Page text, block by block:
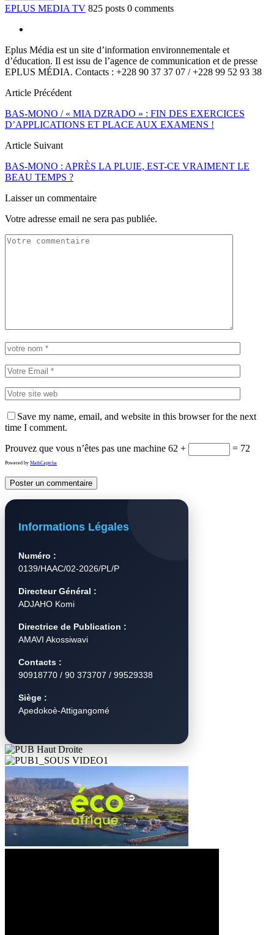
EPLUS MEDIA TV 825 posts 0 comments
Eplus Média est un site d’information environnementale et
d’éducation. Il est issu de l’agence de communication et de presse
EPLUS MÉDIA. Contacts : +228 90 37 37 07 / +228 99 52 93 38
Article Précédent
BAS-MONO / « MIA DZRADO » : FIN DES EXERCICES
D’APPLICATIONS ET PLACE AUX EXAMENS !
Article Suivant
BAS-MONO : APRÈS LA PLUIE, EST-CE VRAIMENT LE
BEAU TEMPS ?
Laisser un commentaire
Votre adresse email ne sera pas publiée.
Save my name, email, and website in this browser for the next
time I comment.
Prouvez que vous n’êtes pas une machine 62 + = 72
Powered by MathCaptcha
Informations Légales
Numéro :
0139/HAAC/02-2026/PL/P
Directeur Général :
ADJAHO Komi
Directrice de Publication :
AMAVI Akossiwavi
Contacts :
90918770 / 90 373707 / 99529338
Siège :
Apedokoè-Attigangomé